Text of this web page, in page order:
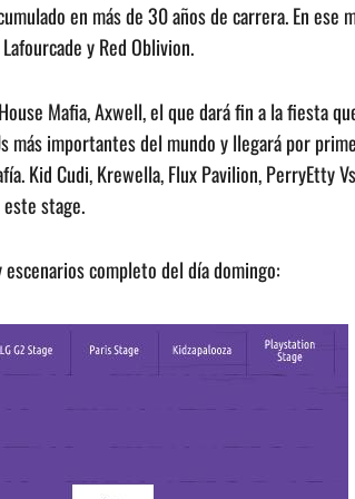
en más de 30 años de carrera. En ese
y Red Oblivion.
Mafia, Axwell, el que dará fin a la fiesta
más importantes del mundo y llegará por
Kid Cudi, Krewella, Flux Pavilion, PerryEtty
stage.
completo del día domingo: